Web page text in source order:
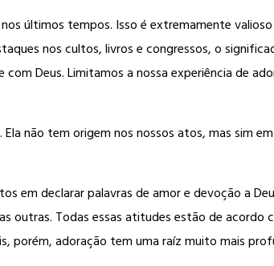
últimos tempos. Isso é extremamente
nos cultos, livros e congressos, o
Deus. Limitamos a nossa experiência de
não tem origem nos nossos atos, mas sim
em declarar palavras de amor e devoção a
Todas essas atitudes estão de acordo
adoração tem uma raíz muito mais